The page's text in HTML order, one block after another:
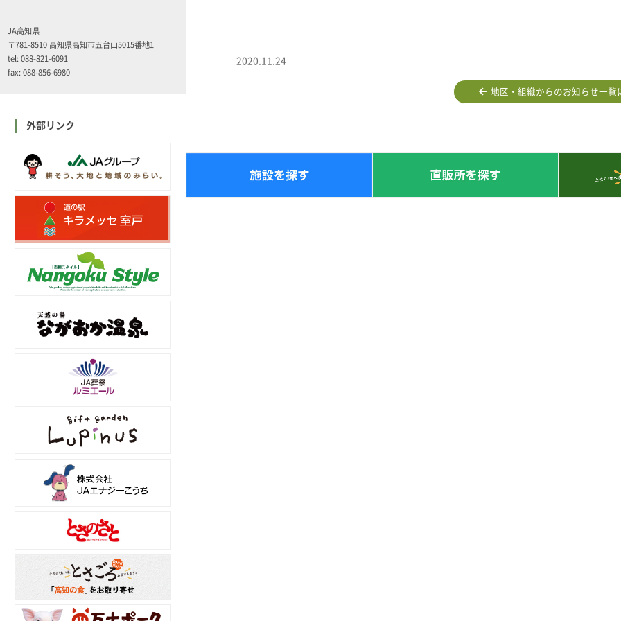
2020.11.24
地区・組織からのお知らせ一覧
JA高知県
〒781-8510 高知県高知市五台山5015番地1
tel: 088-821-6091
fax: 088-856-6980
外部リンク